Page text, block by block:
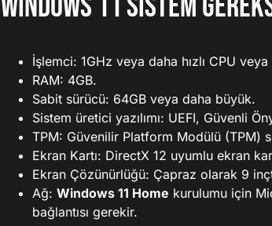
İşlemci: 1GHz veya daha hızlı CPU
RAM: 4GB.
Sabit sürücü: 64GB veya daha büyük.
Sistem üretici yazılımı: UEFI, Güvenli
TPM: Güvenilir Platform Modülü (TPM)
Ekran Kartı: DirectX 12 uyumlu ekran
Ekran Çözünürlüğü: Çapraz olarak 9
Ağ: Windows 11 Home kurulumu için
bağlantısı gerekir.